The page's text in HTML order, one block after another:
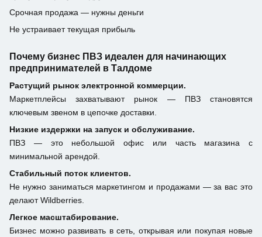
Срочная продажа — нужны деньги
Не устраивает текущая прибыль
Почему бизнес ПВЗ идеален для начинающих
предпринимателей в Талдоме
Растущий рынок электронной коммерции.
Маркетплейсы захватывают рынок — ПВЗ становятся
ключевым звеном в цепочке доставки.
Низкие издержки на запуск и обслуживание.
ПВЗ — это небольшой офис или часть магазина с
минимальной арендой.
Стабильный поток клиентов.
Не нужно заниматься маркетингом и продажами — за вас это
делают Wildberries.
Легкое масштабирование.
Бизнес можно развивать в сеть, открывая или покупая новые